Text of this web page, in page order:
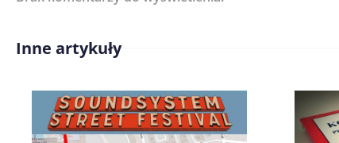
Inne artykuły